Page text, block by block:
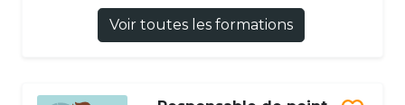
Voir toutes les formations